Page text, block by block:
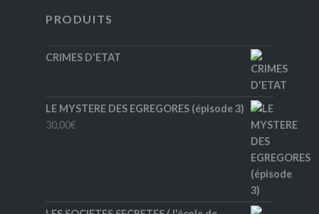
PRODUITS
CRIMES D'ETAT
LE MYSTERE DES EGREGORES (épisode 3)
30,00€